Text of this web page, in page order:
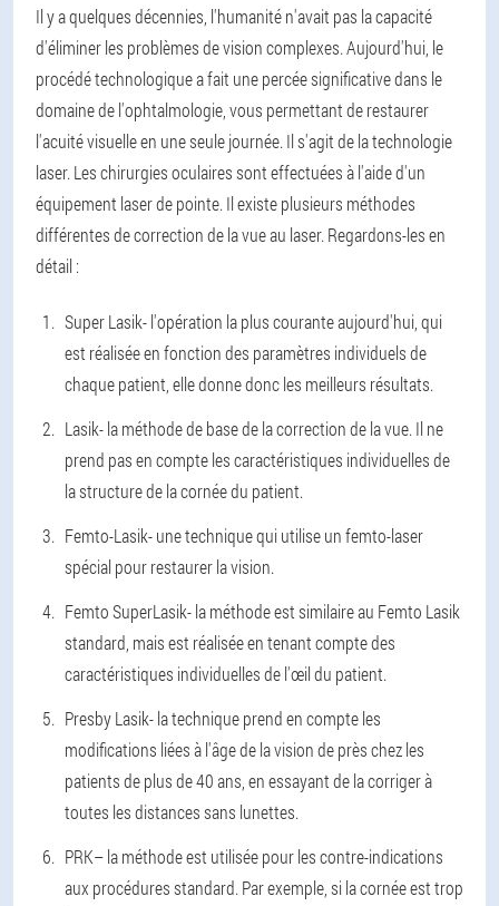
Il y a quelques décennies, l'humanité n'avait pas la capacité
d'éliminer les problèmes de vision complexes. Aujourd'hui, le
procédé technologique a fait une percée significative dans le
domaine de l'ophtalmologie, vous permettant de restaurer
l'acuité visuelle en une seule journée. Il s'agit de la technologie
laser. Les chirurgies oculaires sont effectuées à l'aide d'un
équipement laser de pointe. Il existe plusieurs méthodes
différentes de correction de la vue au laser. Regardons-les en
détail :
Super Lasik- l'opération la plus courante aujourd'hui, qui
est réalisée en fonction des paramètres individuels de
chaque patient, elle donne donc les meilleurs résultats.
Lasik- la méthode de base de la correction de la vue. Il ne
prend pas en compte les caractéristiques individuelles de
la structure de la cornée du patient.
Femto-Lasik- une technique qui utilise un femto-laser
spécial pour restaurer la vision.
Femto SuperLasik- la méthode est similaire au Femto Lasik
standard, mais est réalisée en tenant compte des
caractéristiques individuelles de l'œil du patient.
Presby Lasik- la technique prend en compte les
modifications liées à l'âge de la vision de près chez les
patients de plus de 40 ans, en essayant de la corriger à
toutes les distances sans lunettes.
PRK– la méthode est utilisée pour les contre-indications
aux procédures standard. Par exemple, si la cornée est trop